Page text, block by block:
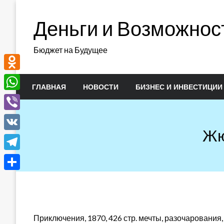
содержимомуДеньги и
Бюджет на Будущее
ГЛАВНАЯ НОВОСТИ БИЗНЕС И ИНВЕСТИЦИИ
Приключения, 1870, 426 стр. мечты,
Odnoklassniki
WhatsApp
Viber
VK
Telegram